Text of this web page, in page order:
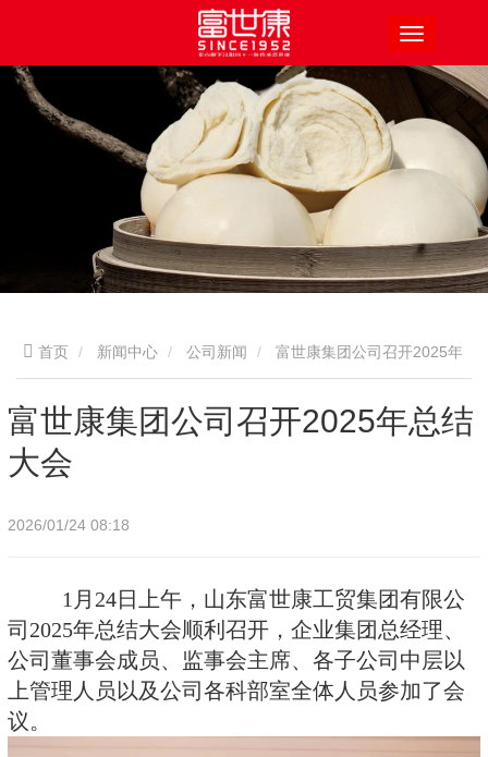
首页 新闻中心 公司新闻
总结大会
富世康集团公司召开2025年总结
大会
2026/01/24 08:18
1月24日上午，山东富世康工贸集团有限公
司2025年总结大会顺利召开，企业集团总经理、
公司董事会成员、监事会主席、各子公司中层以
上管理人员以及公司各科部室全体人员参加了会
议。